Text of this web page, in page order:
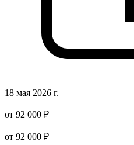
18 мая 2026 г.
от 92 000 ₽
от 92 000 ₽